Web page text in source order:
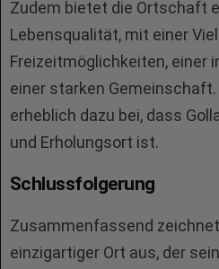
Zudem bietet die Ortschaft
Lebensqualität, mit einer
Freizeitmöglichkeiten, einer
einer starken
erheblich dazu bei, dass
und Erholungsort ist.
Schlussfolgerung
Zusammenfassend
einzigartiger Ort aus, der